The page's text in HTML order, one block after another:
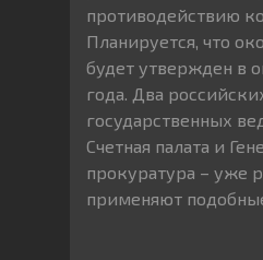
противодействию
Планируется, что
будет утвержден в
года. Два
государственных
Счетная палата и
прокуратура – уже
применяют